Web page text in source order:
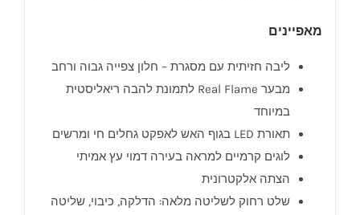
מאפיינים
ליבה חזיתית עם מסגרת – חלון צפייה גבוה ורחב
מבער Real Flame לתמונת להבה ריאליסטית
במיוחד
תאורת LED בגוף האש לאפקט גחלים חי ומרשים
לוגים קרמיים למראה בעירה דמוי עץ אמיתי
הצתה אלקטרונית
שלט רחוק לשליטה מלאה: הדלקה, כיבוי, שליטה